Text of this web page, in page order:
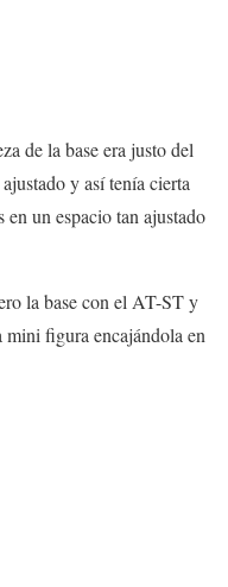
de la base era justo del
y así tenía cierta
en un espacio tan ajustado
la base con el AT-ST y
figura encajándola en